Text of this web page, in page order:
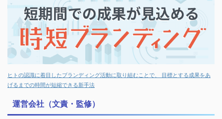
ヒトの認識に着目したブランディング活動に取り組むことで、 目標とする成果をあ
げるまでの時間が短縮できる新手法
運営会社（文責・監修）